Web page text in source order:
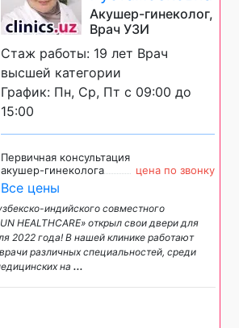
Акушер-гинеколог,
Врач УЗИ
Стаж работы: 19 лет Врач
высшей категории
График: Пн, Ср, Пт с 09:00 до
15:00
Первичная консультация
акушер-гинеколога
цена по звонку
Все цены
индийского совместного
HEALTHCARE» открыл свои двери для
2022 года! В нашей клинике работают
различных специальностей, среди
на ...